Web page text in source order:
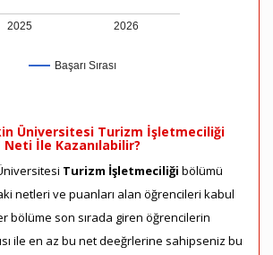
Başarı Sırası
2025 2026
Üniversitesi Turizm İşletmeciliği
Neti İle Kazanılabilir?
Turizm İşletmeciliği bölümü
netleri ve puanları alan öğrencileri kabul
bölüme son sırada giren öğrencilerin
ile en az bu net deeğrlerine sahipseniz bu